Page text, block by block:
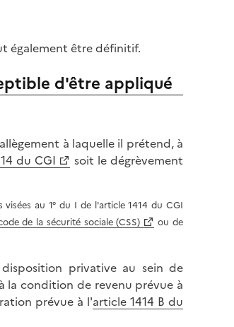
également être définitif.
d'être appliqué
à laquelle il prétend, à
du CGI
soit le dégrèvement
au 1° du I de l'article 1414 du CGI
de la sécurité sociale (CSS)
ou de
privative au sein de
la condition de revenu prévue à
prévue à l'article 1414 B du